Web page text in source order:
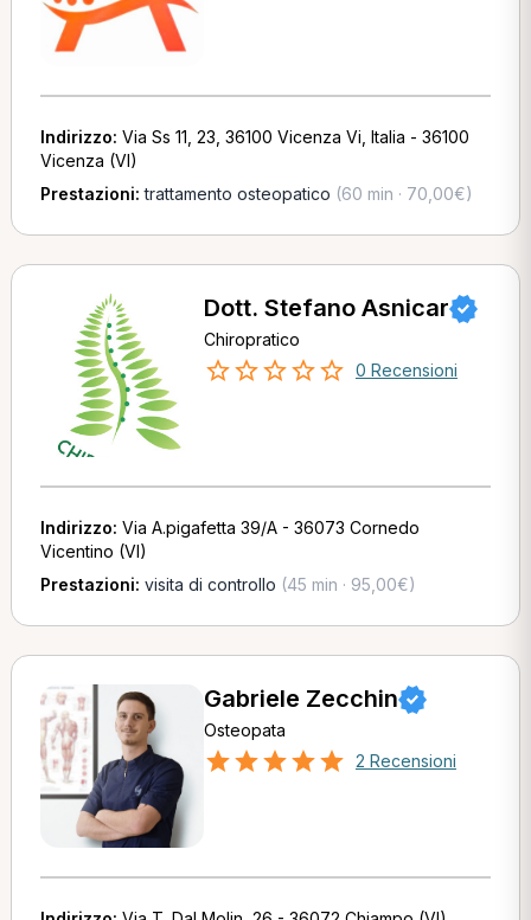
Indirizzo: Via Ss 11, 23, 36100 Vicenza Vi, Italia - 36100
Vicenza (VI)
Prestazioni:trattamento osteopatico (60 min · 70,00€)
Dott. Stefano Asnicar
Chiropratico
0 Recensioni
Indirizzo: Via A.pigafetta 39/A - 36073 Cornedo
Vicentino (VI)
Prestazioni: visita di controllo (45 min · 95,00€)
Gabriele Zecchin
Osteopata
2 Recensioni